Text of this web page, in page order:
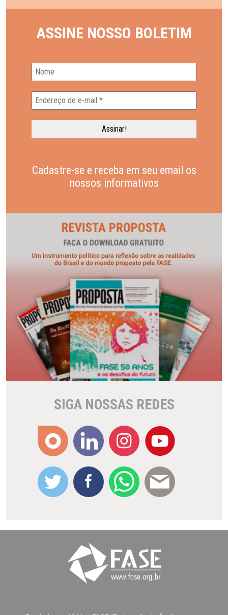
ASSINE NOSSO BOLETIM
Cadastre-se e receba em seu email os
nossos informativos
SIGA NOSSAS REDES